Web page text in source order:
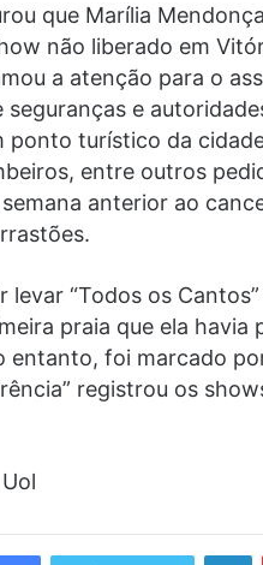
que Marília
não liberado em
a atenção para o
seguranças e
ponto turístico da
entre outros
anterior ao
levar “Todos os
praia que ela havia
entanto, foi marcado
registrou os